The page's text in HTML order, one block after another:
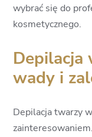
wybrać się do
kosmetycznego.
Depilacja
wady i
Depilacja twarzy